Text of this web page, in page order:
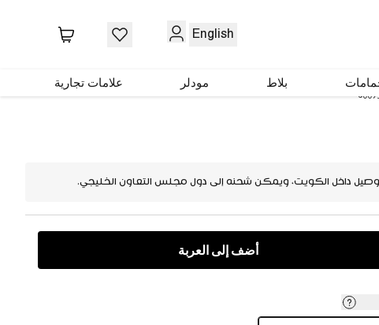
English
بلاط مودلر علامات تجارية
داخل الكويت، ويمكن شحنه إلى دول مجلس التعاون الخليجي.
أضف إلى العربة